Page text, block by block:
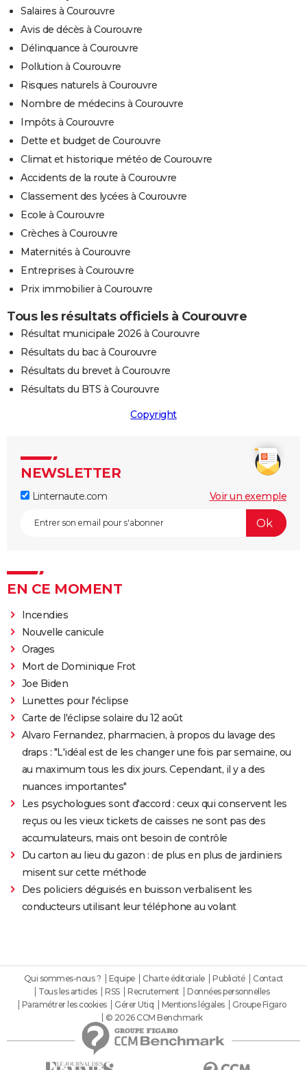
Salaires à Courouvre
Avis de décès à Courouvre
Délinquance à Courouvre
Pollution à Courouvre
Risques naturels à Courouvre
Nombre de médecins à Courouvre
Impôts à Courouvre
Dette et budget de Courouvre
Climat et historique météo de Courouvre
Accidents de la route à Courouvre
Classement des lycées à Courouvre
Ecole à Courouvre
Crèches à Courouvre
Maternités à Courouvre
Entreprises à Courouvre
Prix immobilier à Courouvre
Tous les résultats officiels à Courouvre
Résultat municipale 2026 à Courouvre
Résultats du bac à Courouvre
Résultats du brevet à Courouvre
Résultats du BTS à Courouvre
Copyright
NEWSLETTER
Linternaute.com Voir un exemple
EN CE MOMENT
Incendies
Nouvelle canicule
Orages
Mort de Dominique Frot
Joe Biden
Lunettes pour l'éclipse
Carte de l'éclipse solaire du 12 août
Alvaro Fernandez, pharmacien, à propos du lavage des
draps : "L'idéal est de les changer une fois par semaine, ou
au maximum tous les dix jours. Cependant, il y a des
nuances importantes"
Les psychologues sont d'accord : ceux qui conservent les
reçus ou les vieux tickets de caisses ne sont pas des
accumulateurs, mais ont besoin de contrôle
Du carton au lieu du gazon : de plus en plus de jardiniers
misent sur cette méthode
Des policiers déguisés en buisson verbalisent les
conducteurs utilisant leur téléphone au volant
Qui sommes-nous ? Equipe Charte éditoriale Publicité
Contact
Tous les articles
RSS Recrutement
Données personnelles
Paramétrer les cookies
Gérer Utiq Mentions légales
Groupe Figaro
© 2026 CCM Benchmark